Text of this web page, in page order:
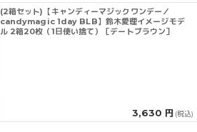
(2箱セット)【キャンディーマジックワンデー／
candymagic 1day BLB】鈴木愛理イメージモデ
ル 2箱20枚（1日使い捨て）［デートブラウン］
3,630 円 (税込)